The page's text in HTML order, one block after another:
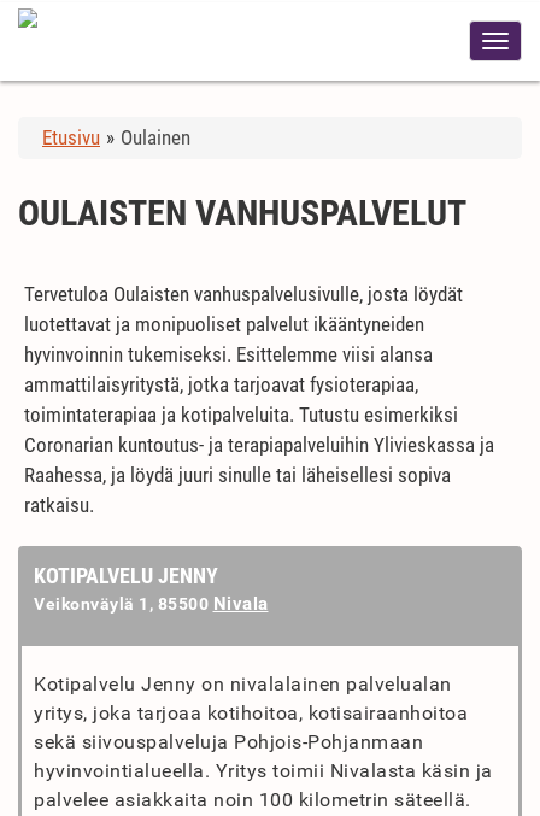
Etusivu » Oulainen
OULAISTEN VANHUSPALVELUT
Tervetuloa Oulaisten vanhuspalvelusivulle, josta löydät
luotettavat ja monipuoliset palvelut ikääntyneiden
hyvinvoinnin tukemiseksi. Esittelemme viisi alansa
ammattilaisyritystä, jotka tarjoavat fysioterapiaa,
toimintaterapiaa ja kotipalveluita. Tutustu esimerkiksi
Coronarian kuntoutus- ja terapiapalveluihin Ylivieskassa ja
Raahessa, ja löydä juuri sinulle tai läheisellesi sopiva
ratkaisu.
KOTIPALVELU JENNY
Veikonväylä 1, 85500 Nivala
Kotipalvelu Jenny on nivalalainen palvelualan
yritys, joka tarjoaa kotihoitoa, kotisairaanhoitoa
sekä siivouspalveluja Pohjois-Pohjanmaan
hyvinvointialueella. Yritys toimii Nivalasta käsin ja
palvelee asiakkaita noin 100 kilometrin säteellä.